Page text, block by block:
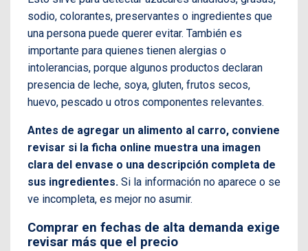
sodio, colorantes, preservantes o ingredientes que
una persona puede querer evitar. También es
importante para quienes tienen alergias o
intolerancias, porque algunos productos declaran
presencia de leche, soya, gluten, frutos secos,
huevo, pescado u otros componentes relevantes.
Antes de agregar un alimento al carro, conviene
revisar si la ficha online muestra una imagen
clara del envase o una descripción completa de
sus ingredientes. Si la información no aparece o se
ve incompleta, es mejor no asumir.
Comprar en fechas de alta demanda exige
revisar más que el precio